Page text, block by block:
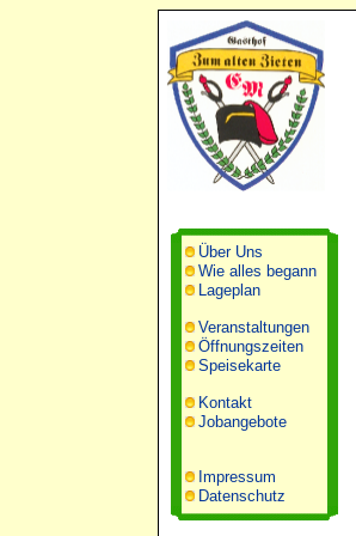
Über Uns
Wie alles begann
Lageplan
Veranstaltungen
Öffnungszeiten
Speisekarte
Kontakt
Jobangebote
Impressum
Datenschutz